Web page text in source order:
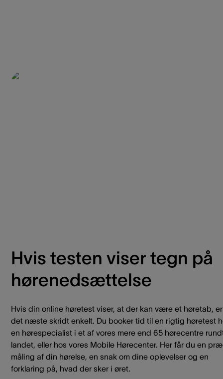
Hvis testen viser tegn på
hørenedsættelse
Hvis din online høretest viser, at der kan være et høretab, er
det næste skridt enkelt. Du booker tid til en rigtig høretest
en hørespecialist i et af vores mere end 65 hørecentre
landet, eller hos vores Mobile Hørecenter. Her får du en
måling af din hørelse, en snak om dine oplevelser og en
forklaring på, hvad der sker i øret.